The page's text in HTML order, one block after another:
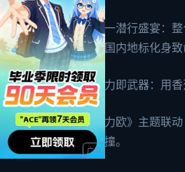
三合一潜行盛宴：
楼，国内地标化身致
创造力即武器：用
《马力欧》主题联
妙碰撞。